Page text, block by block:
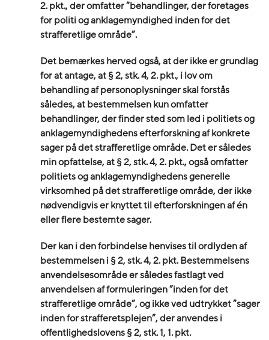
2. pkt., der omfatter ”behandlinger, der foretages
for politi og anklagemyndighed inden for det
strafferetlige område”.
Det bemærkes herved også, at der ikke er grundlag
for at antage, at § 2, stk. 4, 2. pkt., i lov om
behandling af personoplysninger skal forstås
således, at bestemmelsen kun omfatter
behandlinger, der finder sted som led i politiets og
anklagemyndighedens efterforskning af konkrete
sager på det strafferetlige område. Det er således
min opfattelse, at § 2, stk. 4, 2. pkt., også omfatter
politiets og anklagemyndighedens generelle
virksomhed på det strafferetlige område, der ikke
nødvendigvis er knyttet til efterforskningen af én
eller flere bestemte sager.
Der kan i den forbindelse henvises til ordlyden af
bestemmelsen i § 2, stk. 4, 2. pkt. Bestemmelsens
anvendelsesområde er således fastlagt ved
anvendelsen af formuleringen ”inden for det
strafferetlige område”, og ikke ved udtrykket ”sager
inden for strafferetsplejen”, der anvendes i
offentlighedslovens § 2, stk. 1, 1. pkt.